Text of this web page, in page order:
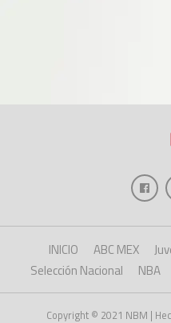
INICIO ABC MEX
Selección Nacional
NBA
Copyright © 2021 NBM |